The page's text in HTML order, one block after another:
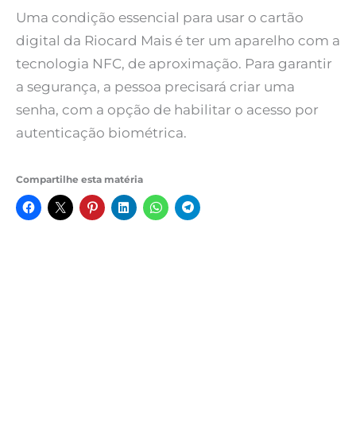
Uma condição essencial para usar o cartão
digital da Riocard Mais é ter um aparelho com a
tecnologia NFC, de aproximação. Para garantir
a segurança, a pessoa precisará criar uma
senha, com a opção de habilitar o acesso por
autenticação biométrica.
Compartilhe esta matéria